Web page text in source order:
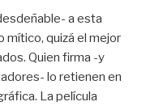
a esta
mítico, quizá el mejor
Quien firma -y
lo retienen en
La película